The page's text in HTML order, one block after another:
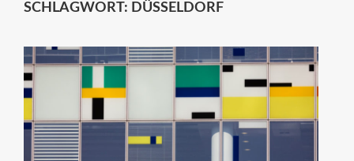
SCHLAGWORT: DÜSSELDORF